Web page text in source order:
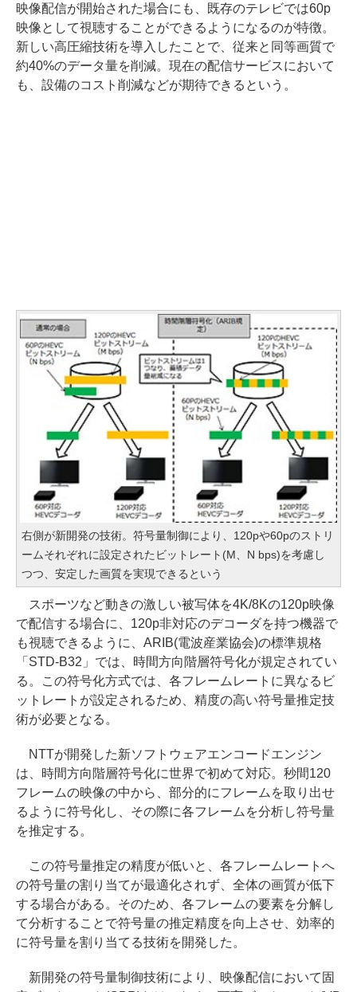
映像配信が開始された場合にも、既存のテレビでは60p
映像として視聴することができるようになるのが特徴。
新しい高圧縮技術を導入したことで、従来と同等画質で
約40%のデータ量を削減。現在の配信サービスにおいて
も、設備のコスト削減などが期待できるという。
右側が新開発の技術。符号量制御により、120pや60pのストリ
ームそれぞれに設定されたビットレート(M、N bps)を考慮し
つつ、安定した画質を実現できるという
スポーツなど動きの激しい被写体を4K/8Kの120p映像
で配信する場合に、120p非対応のデコーダを持つ機器で
も視聴できるように、ARIB(電波産業協会)の標準規格
「STD-B32」では、時間方向階層符号化が規定されてい
る。この符号化方式では、各フレームレートに異なるビ
ットレートが設定されるため、精度の高い符号量推定技
術が必要となる。
NTTが開発した新ソフトウェアエンコードエンジン
は、時間方向階層符号化に世界で初めて対応。秒間120
フレームの映像の中から、部分的にフレームを取り出せ
るように符号化し、その際に各フレームを分析し符号量
を推定する。
この符号量推定の精度が低いと、各フレームレートへ
の符号量の割り当てが最適化されず、全体の画質が低下
する場合がある。そのため、各フレームの要素を分解し
て分析することで符号量の推定精度を向上させ、効率的
に符号量を割り当てる技術を開発した。
新開発の符号量制御技術により、映像配信において固